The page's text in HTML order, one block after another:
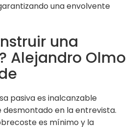
una envolvente
una
Alejandro Olmo
pasiva es inalcanzable
en la entrevista.
es mínimo y la